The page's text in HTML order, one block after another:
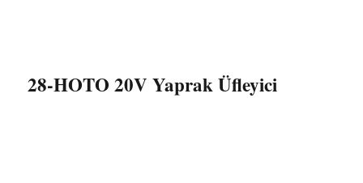
28-HOTO 20V Yaprak Üfleyici